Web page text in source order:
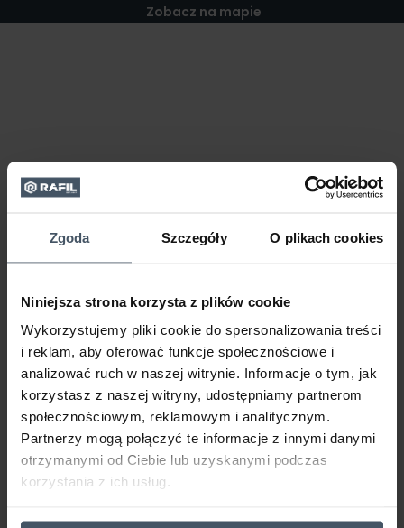
Zgoda Szczegóły O plikach cookies
Niniejsza strona korzysta z plików cookie
Wykorzystujemy pliki cookie do spersonalizowania treści
i reklam, aby oferować funkcje społecznościowe i
analizować ruch w naszej witrynie. Informacje o tym, jak
korzystasz z naszej witryny, udostępniamy partnerom
społecznościowym, reklamowym i analitycznym.
Partnerzy mogą połączyć te informacje z innymi danymi
otrzymanymi od Ciebie lub uzyskanymi podczas
korzystania z ich usług.
Zobacz na mapie